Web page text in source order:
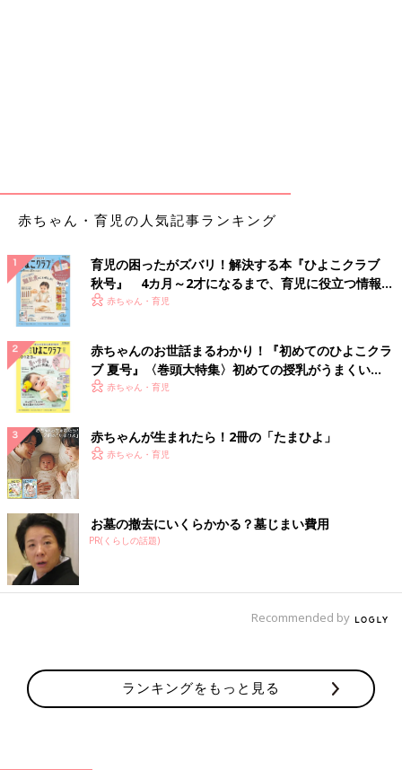
赤ちゃん・育児の人気記事ランキング
育児の困ったがズバリ！解決する本『ひよこクラブ
秋号』 4カ月～2才になるまで、育児に役立つ情報が
いっぱい！
赤ちゃん・育児
赤ちゃんのお世話まるわかり！『初めてのひよこクラ
ブ 夏号』〈巻頭大特集〉初めての授乳がうまくい
く！ おっぱい・ミルクの基本と夏のトラブル 解決テ
赤ちゃん・育児
赤ちゃんが生まれたら！2冊の「たまひよ」
赤ちゃん・育児
お墓の撤去にいくらかかる？墓じまい費用
PR(くらしの話題)
Recommended by
ランキングをもっと見る